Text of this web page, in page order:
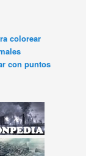
colorear
con puntos